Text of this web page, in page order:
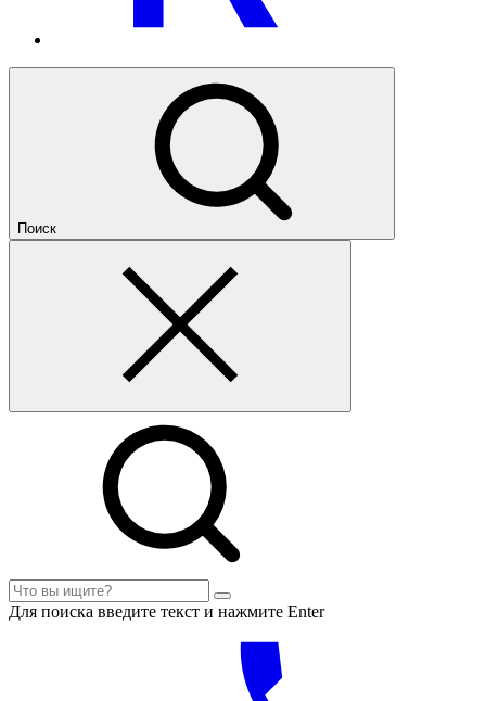
Поиск
Для поиска введите текст и нажмите Enter